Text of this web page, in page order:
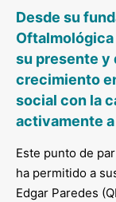
Desde su
Oftalmológica
su presente y
crecimiento
social con la
activamente
Este punto de
ha permitido a
Edgar Paredes